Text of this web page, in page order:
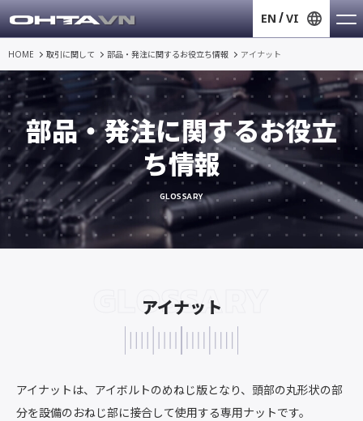
EN VI
HOME 取引に関して 部品・発注に関するお役立ち情報 アイナット
部品・発注に関するお役立
ち情報
GLOSSARY
GLOSSARY
アイナット
アイナットは、アイボルトのめねじ版となり、頭部の丸形状の部
分を設備のおねじ部に接合して使用する専用ナットです。